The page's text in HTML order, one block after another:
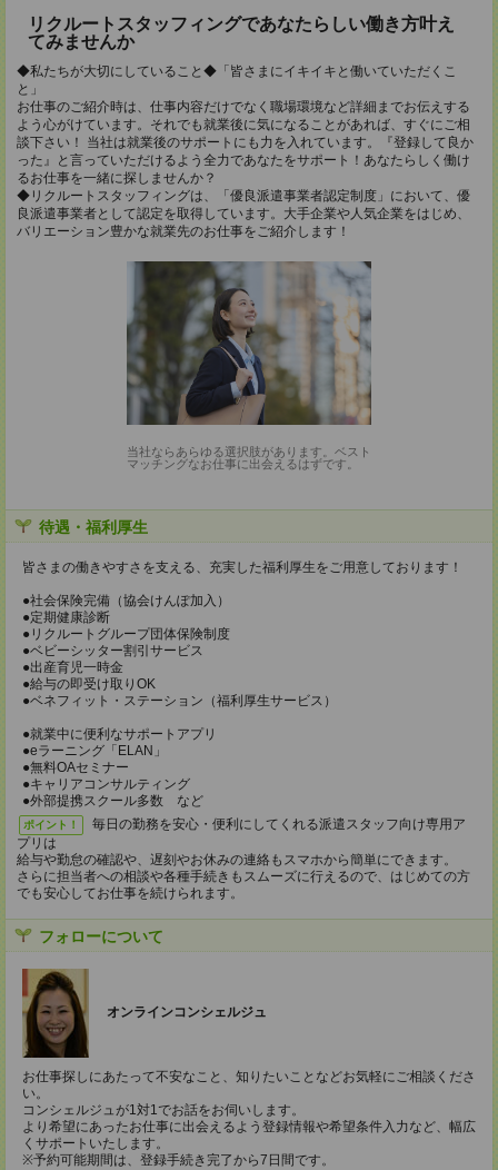
リクルートスタッフィングであなたらしい働き方叶え
てみませんか
◆私たちが大切にしていること◆「皆さまにイキイキと働いていただくこ
と」
お仕事のご紹介時は、仕事内容だけでなく職場環境など詳細までお伝えする
よう心がけています。それでも就業後に気になることがあれば、すぐにご相
談下さい！ 当社は就業後のサポートにも力を入れています。『登録して良か
った』と言っていただけるよう全力であなたをサポート！あなたらしく働け
るお仕事を一緒に探しませんか？
◆リクルートスタッフィングは、「優良派遣事業者認定制度」において、優
良派遣事業者として認定を取得しています。大手企業や人気企業をはじめ、
バリエーション豊かな就業先のお仕事をご紹介します！
当社ならあらゆる選択肢があります。ベスト
マッチングなお仕事に出会えるはずです。
待遇・福利厚生
皆さまの働きやすさを支える、充実した福利厚生をご用意しております！
●社会保険完備（協会けんぽ加入）
●定期健康診断
●リクルートグループ団体保険制度
●ベビーシッター割引サービス
●出産育児一時金
●給与の即受け取りOK
●ベネフィット・ステーション（福利厚生サービス）
●就業中に便利なサポートアプリ
●eラーニング「ELAN」
●無料OAセミナー
●キャリアコンサルティング
●外部提携スクール多数 など
ポイント！
毎日の勤務を安心・便利にしてくれる派遣スタッフ向け専用ア
プリは
給与や勤怠の確認や、遅刻やお休みの連絡もスマホから簡単にできます。
さらに担当者への相談や各種手続きもスムーズに行えるので、はじめての方
でも安心してお仕事を続けられます。
フォローについて
オンラインコンシェルジュ
お仕事探しにあたって不安なこと、知りたいことなどお気軽にご相談くださ
い。
コンシェルジュが1対1でお話をお伺いします。
より希望にあったお仕事に出会えるよう登録情報や希望条件入力など、幅広
くサポートいたします。
※予約可能期間は、登録手続き完了から7日間です。